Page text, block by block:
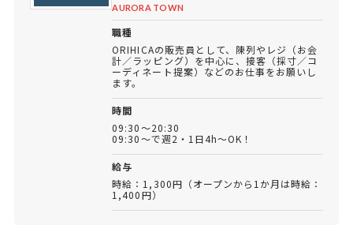
AURORA TOWN
職種
ORIHICAの販売員として、陳列やレジ（お会
計／ラッピング）を中心に、接客（採寸／コ
ーディネート提案）などのお仕事をお願いし
ます。
時間
09:30～20:30
09:30～で週2・1日4h～OK！
給与
時給：1,300円（オープンから1か月は時給：
1,400円）